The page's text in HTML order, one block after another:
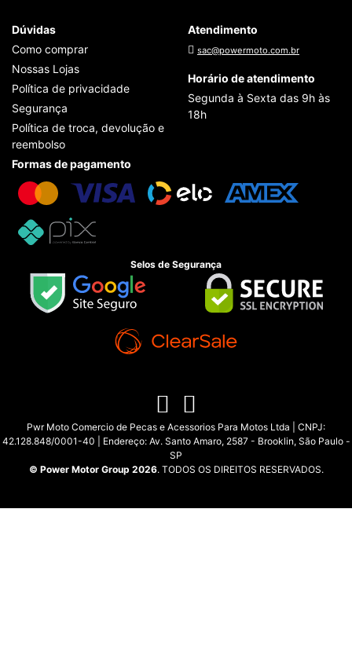
Dúvidas
Como comprar
Nossas Lojas
Política de privacidade
Segurança
Política de troca, devolução e
reembolso
Atendimento
sac@powermoto.com.br
Horário de atendimento
Segunda à Sexta das 9h às
18h
Formas de pagamento
Selos de Segurança
Pwr Moto Comercio de Pecas e Acessorios Para Motos Ltda | CNPJ:
42.128.848/0001-40 | Endereço: Av. Santo Amaro, 2587 - Brooklin, São Paulo -
SP
© Power Motor Group 2026. TODOS OS DIREITOS RESERVADOS.